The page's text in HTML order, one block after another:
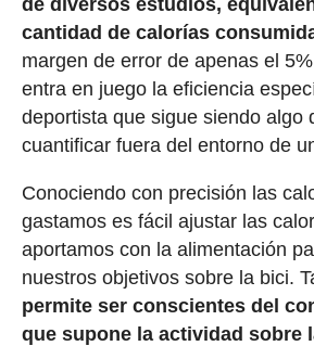
cantidad de calorías
margen de error de apenas el
entra en juego la eficiencia
deportista que sigue siendo algo
cuantificar fuera del entorno de
Conociendo con precisión las
gastamos es fácil ajustar las
aportamos con la alimentación
nuestros objetivos sobre la bici.
permite ser conscientes del
que supone la actividad sobre